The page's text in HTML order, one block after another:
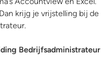
krijg je vrijstelling bij de
Bedrijfsadministrateur